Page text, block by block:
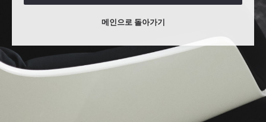
메인으로 돌아가기